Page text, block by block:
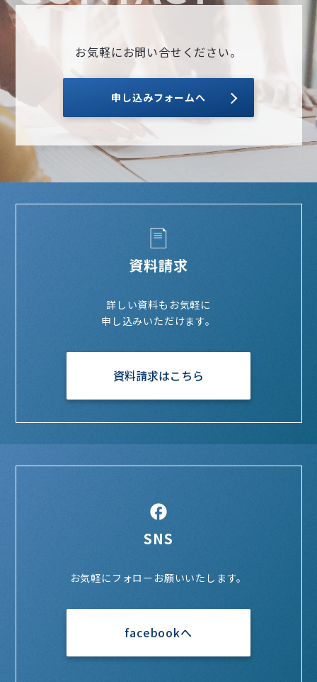
お気軽にお問い合せください。
申し込みフォームへ
資料請求
詳しい資料もお気軽に
申し込みいただけます。
資料請求はこちら
SNS
お気軽にフォローお願いいたします。
facebookへ